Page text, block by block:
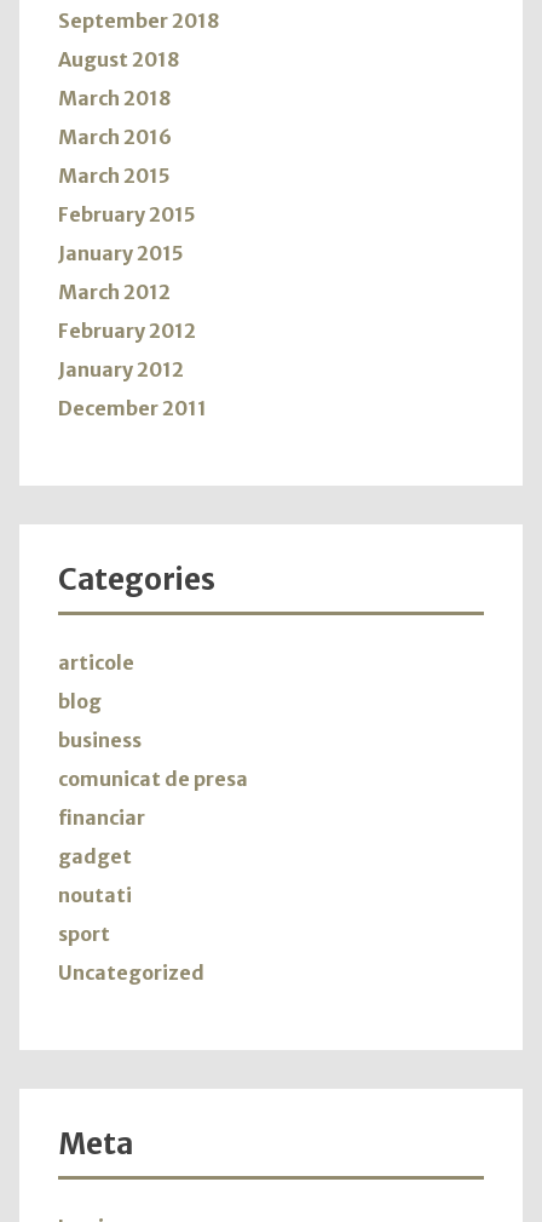
September 2018
August 2018
March 2018
March 2016
March 2015
February 2015
January 2015
March 2012
February 2012
January 2012
December 2011
Categories
articole
blog
business
comunicat de presa
financiar
gadget
noutati
sport
Uncategorized
Meta